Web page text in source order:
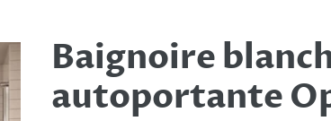
Baignoire
autoportante